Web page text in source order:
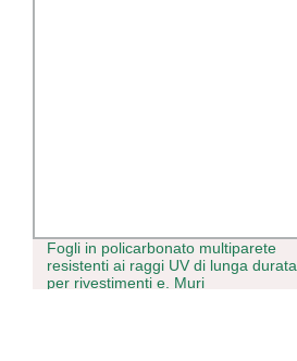
Fogli in policarbonato multiparete
resistenti ai raggi UV di lunga durata
per rivestimenti e. Muri